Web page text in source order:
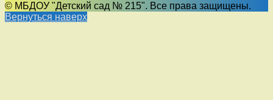
© МБДОУ "Детский сад № 215". Все права защищены.
Вернуться наверх